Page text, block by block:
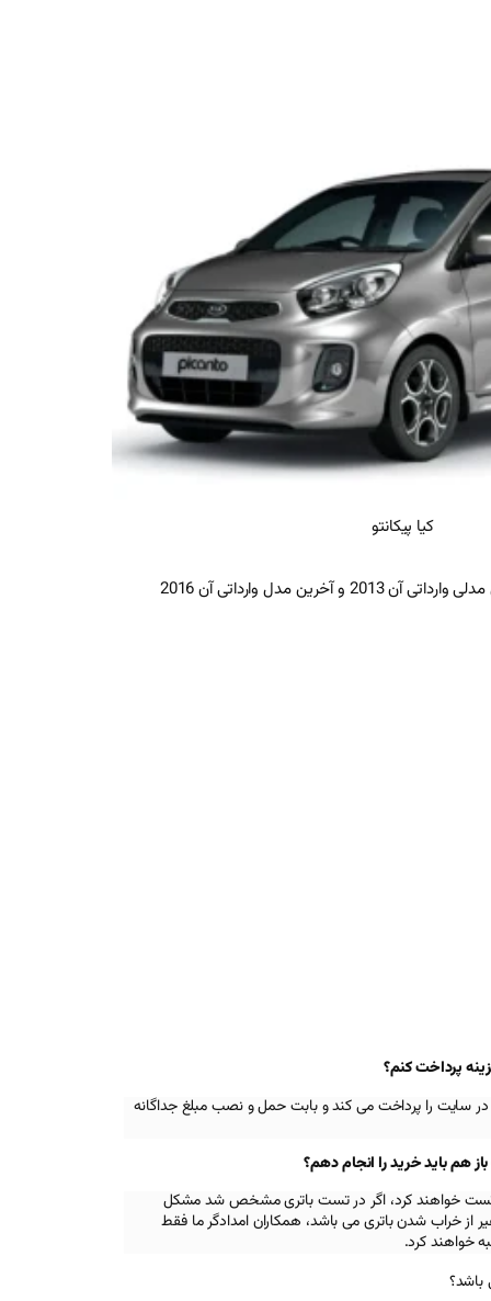
کیا پیکانتو
آن 2013 و آخرین مدل وارداتی آن 2016
پرداخت کنم؟
سایت را پرداخت می کند و بابت حمل و نصب مبلغ جداگانه
هم باید خرید را انجام دهم؟
تست خواهند کرد، اگر در تست باتری مشخص شد مشکل
از خراب شدن باتری می باشد، همکاران امدادگر ما فقط
خواهند کرد.
باشد؟